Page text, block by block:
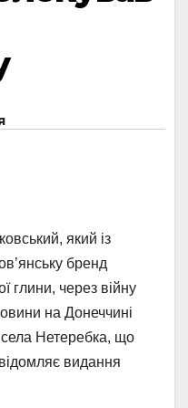
який із
бренд
глини, через війну
на Донеччині
села Нетеребка, що
видання